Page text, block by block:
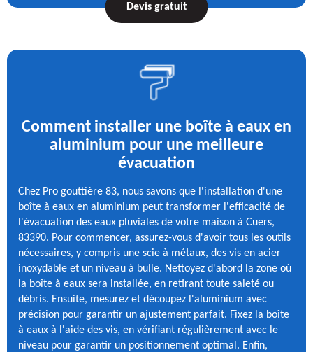
Devis gratuit
Comment installer une boîte à eaux en
aluminium pour une meilleure
évacuation
Chez Pro gouttière 83, nous savons que l'installation d'une
boîte à eaux en aluminium peut transformer l'efficacité de
l'évacuation des eaux pluviales de votre maison à Cuers,
83390. Pour commencer, assurez-vous d'avoir tous les outils
nécessaires, y compris une scie à métaux, des vis en acier
inoxydable et un niveau à bulle. Nettoyez d'abord la zone où
la boîte à eaux sera installée, en retirant toute saleté ou
débris. Ensuite, mesurez et découpez l'aluminium avec
précision pour garantir un ajustement parfait. Fixez la boîte
à eaux à l'aide des vis, en vérifiant régulièrement avec le
niveau pour garantir un positionnement optimal. Enfin,